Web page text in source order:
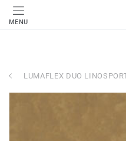
MENU
LUMAFLEX DUO